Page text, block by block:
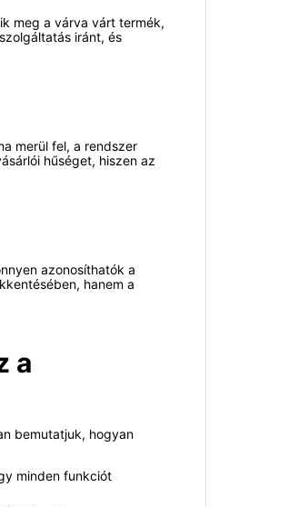
meg a várva várt termék,
iránt, és
merül fel, a rendszer
hűséget, hiszen az
azonosíthatók a
hanem a
a
bemutatjuk, hogyan
minden funkciót